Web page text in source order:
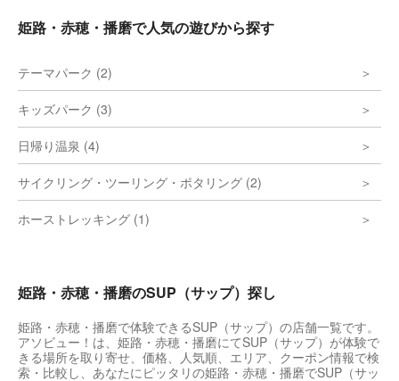
姫路・赤穂・播磨で人気の遊びから探す
テーマパーク (2)
キッズパーク (3)
日帰り温泉 (4)
サイクリング・ツーリング・ポタリング (2)
ホーストレッキング (1)
姫路・赤穂・播磨のSUP（サップ）探し
姫路・赤穂・播磨で体験できるSUP（サップ）の店舗一覧です。
アソビュー！は、姫路・赤穂・播磨にてSUP（サップ）が体験で
きる場所を取り寄せ、価格、人気順、エリア、クーポン情報で検
索・比較し、あなたにピッタリの姫路・赤穂・播磨でSUP（サッ